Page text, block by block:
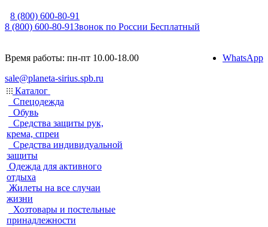
8 (800) 600-80-91
8 (800) 600-80-91Звонок по России Бесплатный
Время работы: пн-пт 10.00-18.00
sale@planeta-sirius.spb.ru
WhatsApp
Каталог
Спецодежда
Обувь
Средства защиты рук,
крема, спреи
Средства индивидуальной
защиты
Одежда для активного
отдыха
Жилеты на все случаи
жизни
Хозтовары и постельные
принадлежности